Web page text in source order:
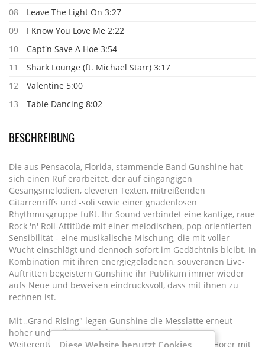
08
Leave The Light On 3:27
09
I Know You Love Me 2:22
10
Capt'n Save A Hoe 3:54
11
Shark Lounge (ft. Michael Starr) 3:17
12
Valentine 5:00
13
Table Dancing 8:02
BESCHREIBUNG
Die aus Pensacola, Florida, stammende Band Gunshine hat
sich einen Ruf erarbeitet, der auf eingängigen
Gesangsmelodien, cleveren Texten, mitreißenden
Gitarrenriffs und -soli sowie einer gnadenlosen
Rhythmusgruppe fußt. Ihr Sound verbindet eine kantige, raue
Rock 'n' Roll-Attitüde mit einer melodischen, pop-orientierten
Sensibilität - eine musikalische Mischung, die mit voller
Wucht einschlägt und dennoch sofort im Gedächtnis bleibt. In
Kombination mit ihren energiegeladenen, souveränen Live-
Auftritten begeistern Gunshine ihr Publikum immer wieder
aufs Neue und beweisen eindrucksvoll, dass mit ihnen zu
rechnen ist.
Mit ,,Grand Rising" legen Gunshine die Messlatte erneut
höher und vollziehen dabei eine spannende
Weiterentwicklung als Band. Das Album nimmt die Hörer mit
Diese Website benutzt Cookies